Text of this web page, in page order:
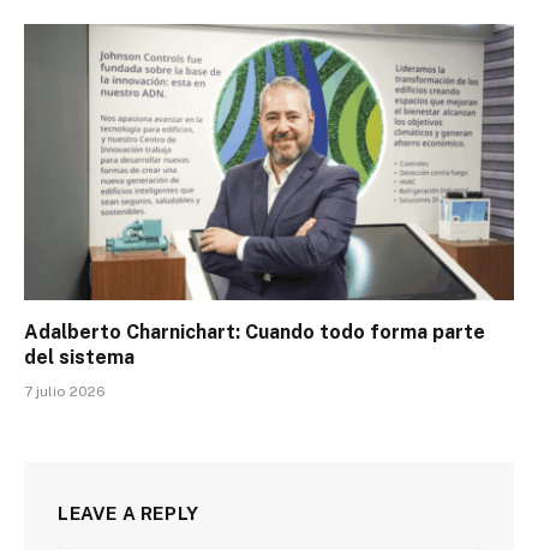
Adalberto Charnichart: Cuando todo forma parte
del sistema
7 julio 2026
LEAVE A REPLY